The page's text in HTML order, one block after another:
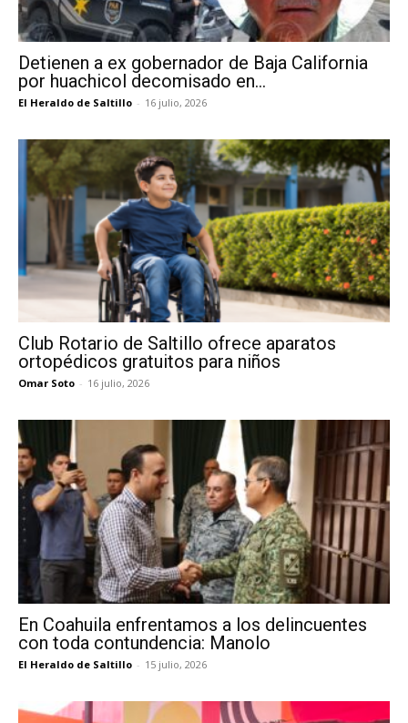
Detienen a ex gobernador de Baja California
por huachicol decomisado en...
El Heraldo de Saltillo - 16 julio, 2026
Club Rotario de Saltillo ofrece aparatos
ortopédicos gratuitos para niños
Omar Soto - 16 julio, 2026
En Coahuila enfrentamos a los delincuentes
con toda contundencia: Manolo
El Heraldo de Saltillo - 15 julio, 2026